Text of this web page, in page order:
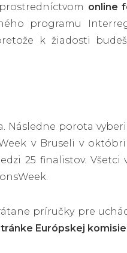
online
programu
k žiadosti
Následne porota
v Bruseli v
25 finalistov.
príručky pre
Európskej komisie